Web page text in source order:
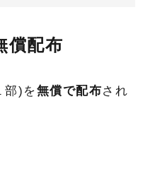
償配布
部)を無償で配布され